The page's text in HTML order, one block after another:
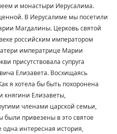
и монастыри Иерусалима.
В Иерусалиме мы посетили
Магдалины. Церковь святой
российским императором
императрице Марии
присутствовала супруга
Елизавета. Восхищаясь
я хотела бы быть похоронена
княгини Елизаветы,
членами царской семьи,
привезены в это святое
интересная история,